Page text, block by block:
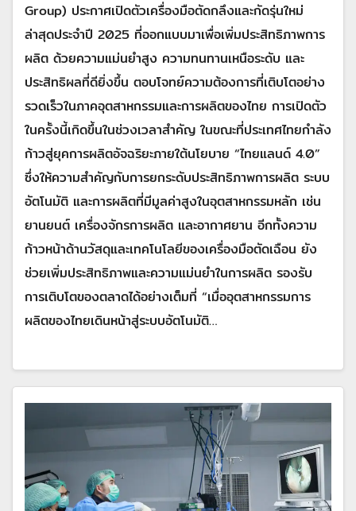
Group) ประกาศเปิดตัวเครื่องมือตัดกลึงและกัดรุ่นใหม่
ล่าสุดประจำปี 2025 ที่ออกแบบมาเพื่อเพิ่มประสิทธิภาพการ
ผลิต ด้วยความแม่นยำสูง ความทนทานเหนือระดับ และ
ประสิทธิผลที่ดียิ่งขึ้น ตอบโจทย์ความต้องการที่เติบโตอย่าง
รวดเร็วในภาคอุตสาหกรรมและการผลิตของไทย การเปิดตัว
ในครั้งนี้เกิดขึ้นในช่วงเวลาสำคัญ ในขณะที่ประเทศไทยกำลัง
ก้าวสู่ยุคการผลิตอัจฉริยะภายใต้นโยบาย “ไทยแลนด์ 4.0”
ซึ่งให้ความสำคัญกับการยกระดับประสิทธิภาพการผลิต ระบบ
อัตโนมัติ และการผลิตที่มีมูลค่าสูงในอุตสาหกรรมหลัก เช่น
ยานยนต์ เครื่องจักรการผลิต และอากาศยาน อีกทั้งความ
ก้าวหน้าด้านวัสดุและเทคโนโลยีของเครื่องมือตัดเฉือน ยัง
ช่วยเพิ่มประสิทธิภาพและความแม่นยำในการผลิต รองรับ
การเติบโตของตลาดได้อย่างเต็มที่ “เมื่ออุตสาหกรรมการ
ผลิตของไทยเดินหน้าสู่ระบบอัตโนมัติ…